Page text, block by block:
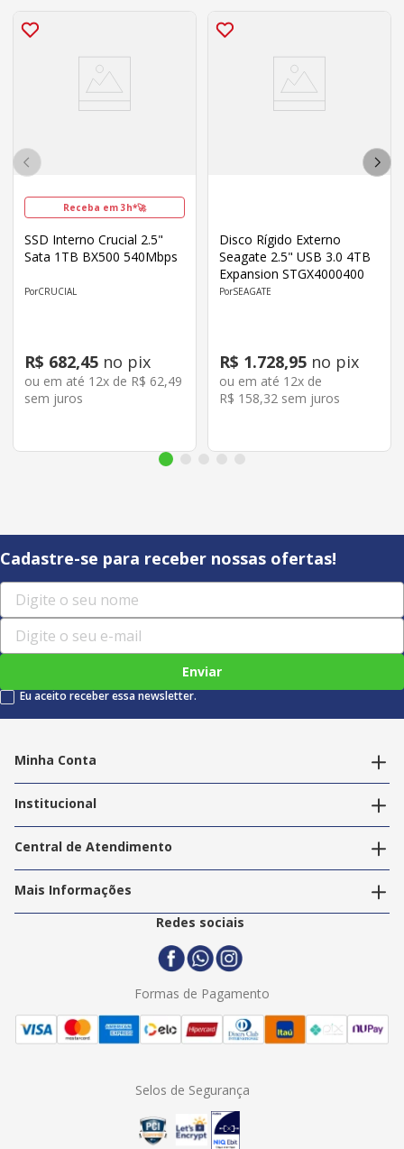
Receba em 3h*🚀
SSD Interno Crucial 2.5"
Sata 1TB BX500 540Mbps
CRUCIAL
R$ 682,45 no pix
ou em até 12x de R$ 62,49
sem juros
Disco Rígido Externo
Seagate 2.5" USB 3.0 4TB
Expansion STGX4000400
SEAGATE
R$ 1.728,95 no pix
ou em até 12x de
R$ 158,32 sem juros
Cadastre-se para receber nossas ofertas!
Enviar
Eu aceito receber essa newsletter.
Minha Conta
Editar endereços
Institucional
Nossas Lojas
Trabalhe Conosco
Central de Atendimento
Política de Privacidade
Termos e Condições
Politica de Entrega
Mais Informações
2ª Via Nota Fiscal
Redes sociais
Formas de Pagamento
Selos de Segurança